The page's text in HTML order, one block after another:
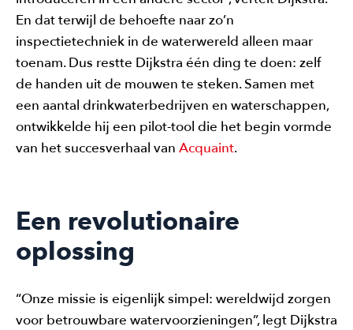
En dat terwijl de behoefte naar zo’n
inspectietechniek in de waterwereld alleen maar
toenam. Dus restte Dijkstra één ding te doen: zelf
de handen uit de mouwen te steken. Samen met
een aantal drinkwaterbedrijven en waterschappen,
ontwikkelde hij een pilot-tool die het begin vormde
van het succesverhaal van Acquaint.
Een revolutionaire
oplossing
“Onze missie is eigenlijk simpel: wereldwijd zorgen
voor betrouwbare watervoorzieningen”, legt Dijkstra